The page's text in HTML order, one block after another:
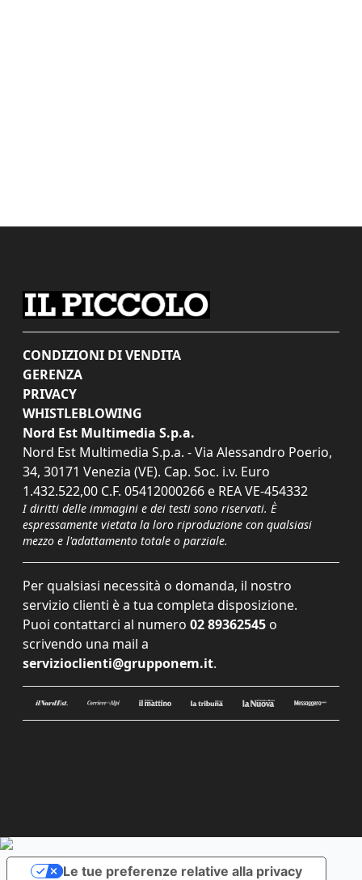
CONDIZIONI DI VENDITA
GERENZA
PRIVACY
WHISTLEBLOWING
Nord Est Multimedia S.p.a.
Nord Est Multimedia S.p.a. - Via Alessandro Poerio,
34, 30171 Venezia (VE). Cap. Soc. i.v. Euro
1.432.522,00 C.F. 05412000266 e REA VE-454332
I diritti delle immagini e dei testi sono riservati. È
espressamente vietata la loro riproduzione con qualsiasi
mezzo e l'adattamento totale o parziale.
Per qualsiasi necessità o domanda, il nostro
servizio clienti è a tua completa disposizione.
Puoi contattarci al numero 02 89362545 o
scrivendo una mail a
servizioclienti@grupponem.it.
Le tue preferenze relative alla privacy